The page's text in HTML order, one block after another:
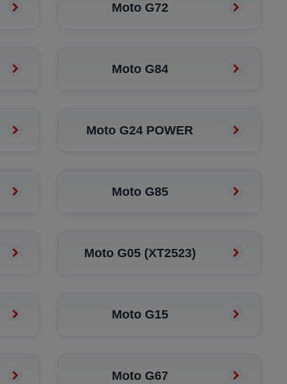
Moto G72
Moto G84
Moto G24 POWER
Moto G85
Moto G05 (XT2523)
Moto G15
Moto G67